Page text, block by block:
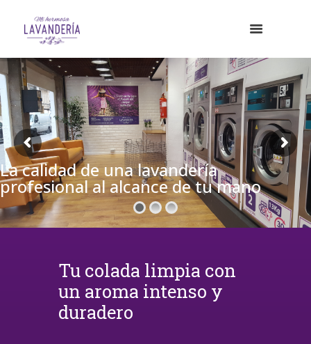
La calidad de una lavandería
profesional al alcance de tu mano
Tu colada limpia con
un aroma intenso y
duradero